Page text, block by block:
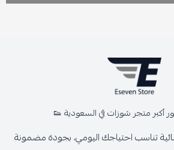
أكبر متجر شوزات في السعودية 👟
تناسب احتياجك اليومي، بجودة مضمونة